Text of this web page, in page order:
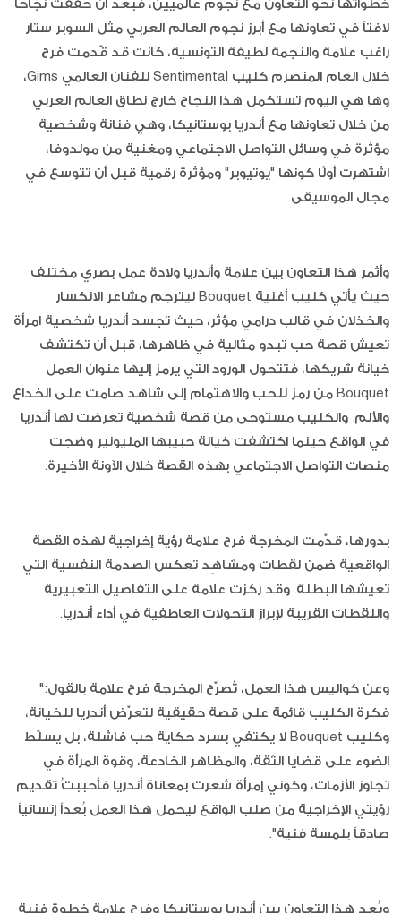
خطواتها نحو التعاون مع نجوم عالميين، فبعد أن حققت نجاحاً
لافتاً في تعاونها مع أبرز نجوم العالم العربي مثل السوبر ستار
راغب علامة والنجمة لطيفة التونسية، كانت قد قّدمت فرح
خلال العام المنصرم كليب Sentimental للفنان العالمي Gims،
وها هي اليوم تستكمل هذا النجاح خارج نطاق العالم العربي
من خلال تعاونها مع أندريا بوستانيكا، وهي فنانة وشخصية
مؤثرة في وسائل التواصل الاجتماعي ومغنية من مولدوفا،
اشتهرت أولًا كونها "يوتيوبر" ومؤثرة رقمية قبل أن تتوسع في
مجال الموسيقى.
وأثمر هذا التعاون بين علامة وأندريا ولادة عمل بصري مختلف
حيث يأتي كليب أغنية Bouquet ليترجم مشاعر الانكسار
والخذلان في قالب درامي مؤثر، حيث تجسد أندريا شخصية امرأة
تعيش قصة حب تبدو مثالية في ظاهرها، قبل أن تكتشف
خيانة شريكها، فتتحول الورود التي يرمز إليها عنوان العمل
Bouquet من رمز للحب والاهتمام إلى شاهد صامت على الخداع
والألم. والكليب مستوحى من قصة شخصية تعرضت لها أندريا
في الواقع حينما اكتشفت خيانة حبيبها المليونير وضجت
منصات التواصل الاجتماعي بهذه القصة خلال الآونة الأخيرة.
بدورها، قدّمت المخرجة فرح علامة رؤية إخراجية لهذه القصة
الواقعية ضمن لقطات ومشاهِد تعكس الصدمة النفسية التي
تعيشها البطلة. وقد ركزت علامة على التفاصيل التعبيرية
واللقطات القريبة لإبراز التحولات العاطفية في أداء أندريا.
وعن كواليس هذا العمل، تُصرّح المخرجة فرح علامة بالقول:"
فكرة الكليب قائمة على قصة حقيقية لتعرّض أندريا للخيانة،
وكليب Bouquet لا يكتفي بسرد حكاية حب فاشلة، بل يسلّط
الضوء على قضايا الثقة، والمظاهر الخادعة، وقوة المرأة في
تجاوز الأزمات، وكوني إمرأة شعرت بمعاناة أندريا فأحببتُ تقديم
رؤيتي الإخراجية من صلب الواقع ليحمل هذا العمل بُعداً إنسانياً
صادقاً بلمسة فنية".
ويُعد هذا التعاون بين أندريا بوستانيكا وفرح علامة خطوة فنية